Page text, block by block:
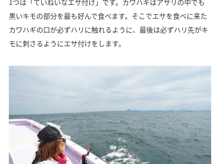
1つは「ていねいなエサ付け」です。カワハギはアサリの中でも
黒いキモの部分を最も好んで食べます。そこでエサを食べに来た
カワハギの口が必ずハリに触れるように、最後は必ずハリ先がキ
モに刺さるようにエサ付けをします。